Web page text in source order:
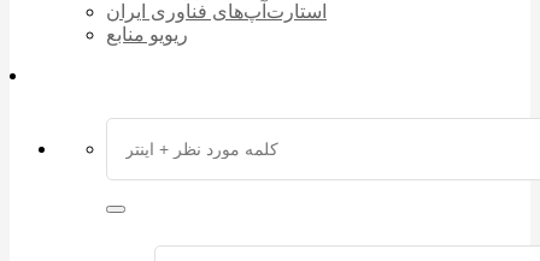
استارت‌آپ‌های فناوری ایران
ریویو منابع